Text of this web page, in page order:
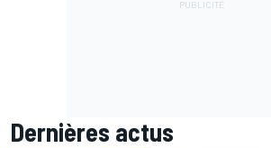
Dernières actus